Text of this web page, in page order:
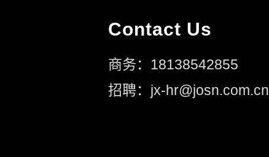
Contact Us
商务：18138542855
招聘：jx-hr@josn.com.cn